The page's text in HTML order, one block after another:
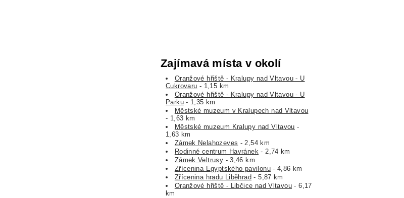
Zajímavá místa v okolí
Oranžové hřiště - Kralupy nad Vltavou - U
Cukrovaru - 1,15 km
Oranžové hřiště - Kralupy nad Vltavou - U
Parku- 1,35 km
Městské muzeum v Kralupech nad Vltavou
- 1,63 km
Městské muzeum Kralupy nad Vltavou -
1,63 km
Zámek Nelahozeves - 2,54 km
Rodinné centrum Havránek - 2,74 km
Zámek Veltrusy - 3,46 km
Zřícenina Egyptského pavilonu- 4,86 km
Zřícenina hradu Liběhrad - 5,87 km
Oranžové hřiště - Libčice nad Vltavou - 6,17
km